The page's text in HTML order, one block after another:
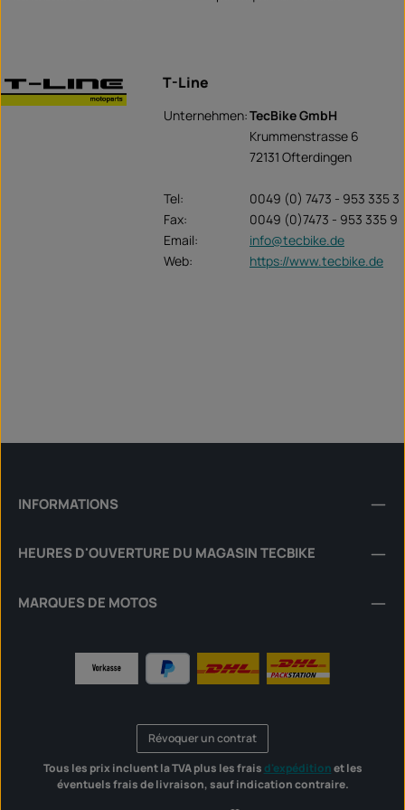
T-Line
Unternehmen:TecBike GmbH
Krummenstrasse 6
72131 Ofterdingen
Tel:
0049 (0) 7473 - 953 335 3
Fax:
0049 (0)7473 - 953 335 9
Email:
info@tecbike.de
Web:
https://www.tecbike.de
INFORMATIONS
HEURES D'OUVERTURE DU MAGASIN TECBIKE
MARQUES DE MOTOS
Révoquer un contrat
Tous les prix incluent la TVA plus les frais d'expéditionet les
éventuels frais de livraison, sauf indication contraire.